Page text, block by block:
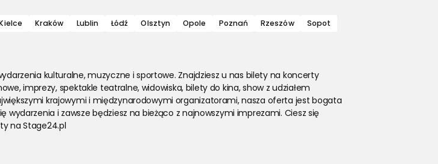
Kraków Lublin Łódź Olsztyn Opole Poznań Rzeszów
Sopot
kulturalne, muzyczne i sportowe. Znajdziesz u nas bilety na koncerty
imprezy, spektakle teatralne, widowiska, bilety do kina, show z udziałem
krajowymi i międzynarodowymi organizatorami, nasza oferta jest bogata
i zawsze będziesz na bieżąco z najnowszymi imprezami. Ciesz się
na Stage24.pl